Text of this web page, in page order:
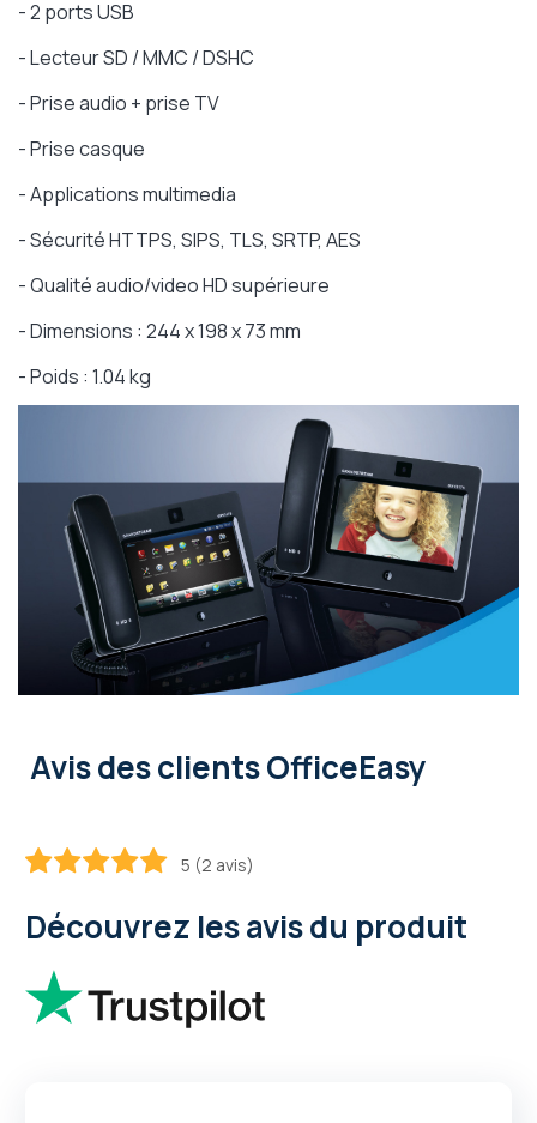
- 2 ports USB
- Lecteur SD / MMC / DSHC
- Prise audio + prise TV
- Prise casque
- Applications multimedia
- Sécurité HTTPS, SIPS, TLS, SRTP, AES
- Qualité audio/video HD supérieure
- Dimensions : 244 x 198 x 73 mm
- Poids : 1.04 kg
Avis des clients OfficeEasy
5 (2 avis)
Découvrez les avis du produit